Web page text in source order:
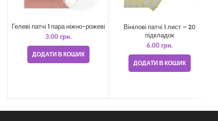
Гелеві патчі 1 пара ніжно-рожеві
3.00 грн.
ДОДАТИ В КОШИК
Вінілові патчі 1 лист – 20
підкладок
6.00 грн.
ДОДАТИ В КОШИК